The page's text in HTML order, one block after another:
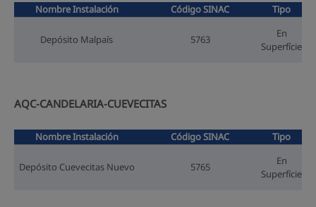
Nombre Instalación Código SINAC Tipo
Depósito Malpaís 5763
En
Superfície
AQC-CANDELARIA-CUEVECITAS
Nombre Instalación Código SINAC Tipo
Depósito Cuevecitas Nuevo 5765
En
Superfície